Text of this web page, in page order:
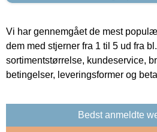
Vi har gennemgået de mest
dem med stjerner fra 1 til 5 ud fra
sortimentstørrelse, kundeservice,
betingelser, leveringsformer og
Bedst anmeldte